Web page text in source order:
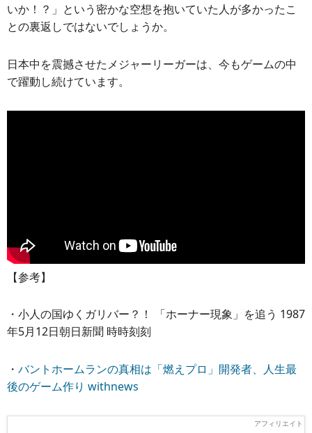
いか！？」という密かな空想を抱いていた人が多かったこ
との裏返しではないでしょうか。
日本中を震撼させたメジャーリーガーは、今もゲームの中
で躍動し続けています。
【参考】
・小人の国ゆくガリバー？！ 「ホーナー現象」を追う 1987
年5月12日朝日新聞 時時刻刻
・ バントホームランの真相は「燃えプロ」開発者、人生最
後のゲーム作り withnews